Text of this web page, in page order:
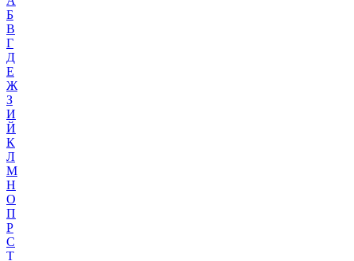
Б
В
Г
Д
Е
Ж
З
И
Й
К
Л
М
Н
О
П
Р
С
Т